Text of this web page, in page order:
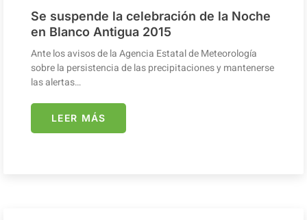
Se suspende la celebración de la Noche
en Blanco Antigua 2015
Ante los avisos de la Agencia Estatal de Meteorología
sobre la persistencia de las precipitaciones y mantenerse
las alertas…
LEER MÁS